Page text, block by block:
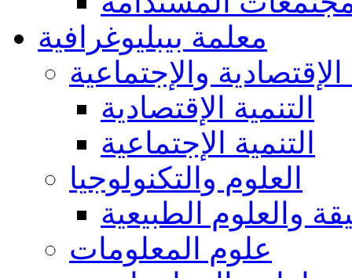
معلمة بيبليوغرافية
الإقتصادية والإجتماعية
التنمية الإقتصادية
التنمية الإجتماعية
العلوم والتكنولوجيا
والعلوم الطبيعية
علوم المعلومات